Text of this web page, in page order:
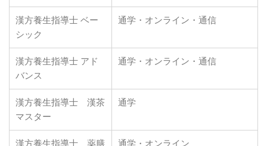
漢方養生指導士 ベー
シック
通学・オンライン・通信
漢方養生指導士 アド
バンス
通学・オンライン・通信
漢方養生指導士 漢茶
マスター
通学
漢方養生指導士 薬膳
通学・オンライン